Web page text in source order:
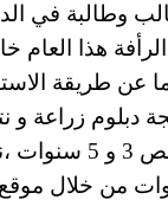
ألف طالب وطالبة في
هذا
عن طريقة
2025 ، نتيجة دبلوم
2025 شعبة
3 و5 سنوات من خلال